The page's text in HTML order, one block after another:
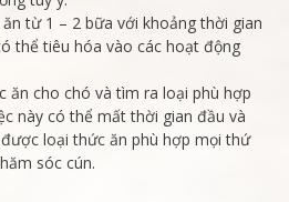
từ 1 – 2 bữa với khoảng thời gian
thể tiêu hóa vào các hoạt động
ăn cho chó và tìm ra loại phù hợp
này có thể mất thời gian đầu và
loại thức ăn phù hợp mọi thứ
sóc cún.